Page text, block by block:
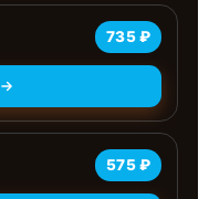
735 ₽
575 ₽